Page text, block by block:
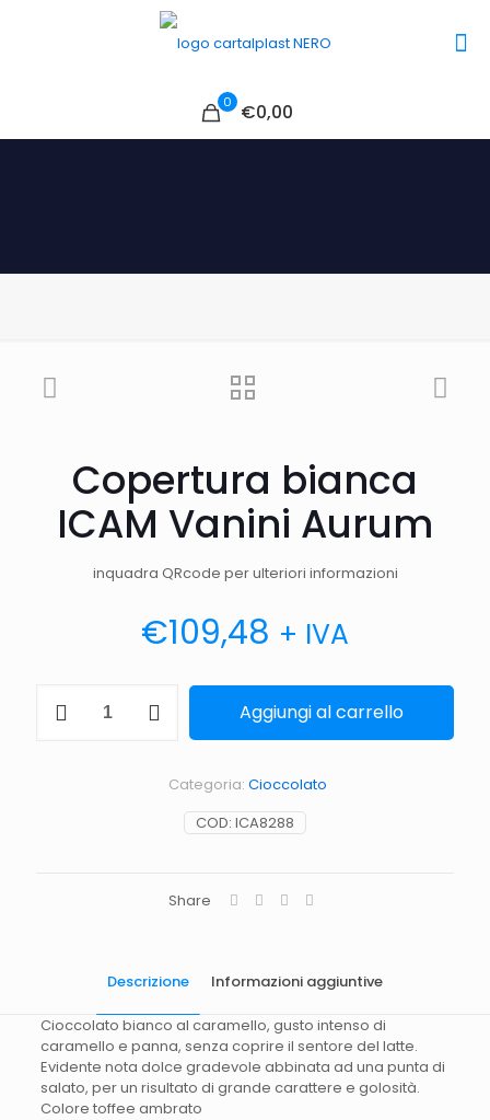
0 €0,00
Copertura bianca
ICAM Vanini Aurum
inquadra QRcode per ulteriori informazioni
€109,48 + IVA
bianca
Aggiungi al carrello
COD: ICA8288
Categoria: Cioccolato
Share
Descrizione Informazioni aggiuntive
Cioccolato bianco al caramello, gusto intenso di
caramello e panna, senza coprire il sentore del latte.
Evidente nota dolce gradevole abbinata ad una punta di
salato, per un risultato di grande carattere e golosità.
Colore toffee ambrato